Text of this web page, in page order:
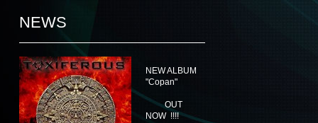
NEWS
NEW ALBUM
"Copan"
OUT
NOW !!!!